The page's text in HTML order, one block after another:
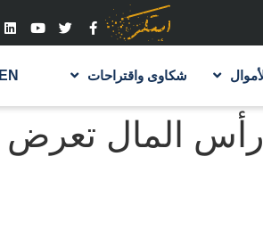
شكاوى واقتراحات EN
رأس المال تعرض